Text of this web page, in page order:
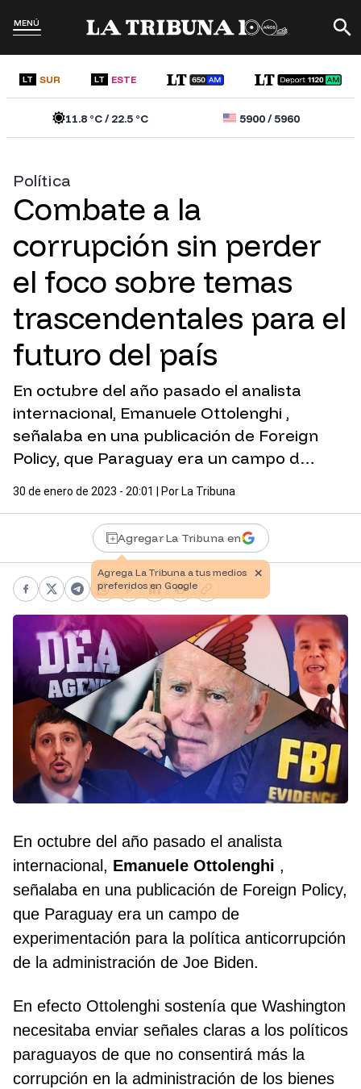
MENÚ
LT SUR LT ESTE
11.8°C /22.5°C 5900/5960
Política
Combate a la
corrupción sin perder
el foco sobre temas
trascendentales para el
futuro del país
En octubre del año pasado el analista
internacional, Emanuele Ottolenghi ,
señalaba en una publicación de Foreign
Policy, que Paraguay era un campo d…
30 de enero de 2023 - 20:01 | Por La Tribuna
Agregar La Tribuna en
Facebook
X Telegram
WhatsApp
Pinterest
LinkedIn
PrintCopy link
En octubre del año pasado el analista
internacional, Emanuele Ottolenghi ,
señalaba en una publicación de Foreign Policy,
que Paraguay era un campo de
experimentación para la política anticorrupción
de la administración de Joe Biden.
En efecto Ottolenghi sostenía que Washington
necesitaba enviar señales claras a los políticos
paraguayos de que no consentirá más la
corrupción en la administración de los bienes